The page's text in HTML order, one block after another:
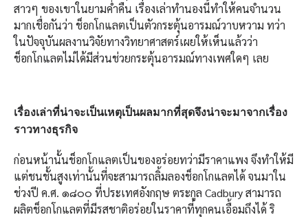
สาวๆ ของเขาในยามค่ำคืน เรื่องเล่าทำนองนี้ทำให้คนจำนวน
มากเชื่อกันว่า ช็อกโกแลตเป็นตัวกระตุ้นอารมณ์วาบหวาม ทว่า
ในปัจจุบันผลงานวิจัยทางวิทยาศาสตร์เผยให้เห็นแล้วว่า
ช็อกโกแลตไม่ได้มีส่วนช่วยกระตุ้นอารมณ์ทางเพศใดๆ เลย
เรื่องเล่าที่น่าจะเป็นเหตุเป็นผลมากที่สุดจึงน่าจะมาจากเรื่อง
ราวทางธุรกิจ
ก่อนหน้านั้นช็อกโกแลตเป็นของอร่อยทว่ามีราคาแพง จึงทำให้มี
แต่ชนชั้นสูงเท่านั้นที่จะสามารถลิ้มลองช็อกโกแลตได้ จนมาใน
ช่วงปี ค.ศ. ๑๘๐๐ ที่ประเทศอังกฤษ ตระกูล Cadbury สามารถ
ผลิตช็อกโกแลตที่มีรสชาติอร่อยในราคาที่ทุกคนเอื้อมถึงได้ ริ